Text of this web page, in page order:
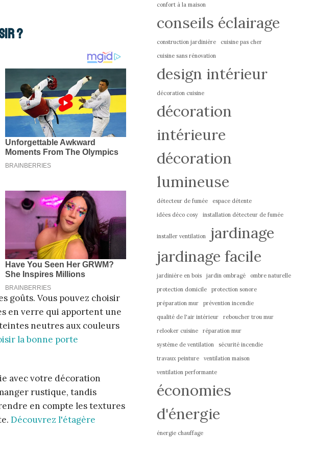
?
goûts. Vous pouvez choisir
en verre qui apportent une
neutres aux couleurs
la bonne porte
avec votre décoration
rustique, tandis
en compte les textures
Découvrez l'étagère
confort à la maison
conseils éclairage
construction jardinière
cuisine pas cher
cuisine sans rénovation
design intérieur
décoration cuisine
décoration
intérieure
décoration
lumineuse
détecteur de fumée
espace détente
idées déco cosy
installation détecteur de fumée
installer ventilation
jardinage
jardinage facile
jardinière en bois jardin ombragé
ombre naturelle
protection domicile
protection sonore
préparation mur
prévention incendie
qualité de l'air intérieur
reboucher trou mur
relooker cuisine
réparation mur
système de ventilation
sécurité incendie
travaux peinture
ventilation maison
ventilation performante
économies
d'énergie
énergie chauffage